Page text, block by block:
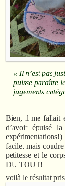
« Il n’est pas
puisse paraître
jugements
J.H.
Bien, il me fallait
d’avoir épuisé
facile, mais
petitesse et le
DU TOUT!
voilà le résultat